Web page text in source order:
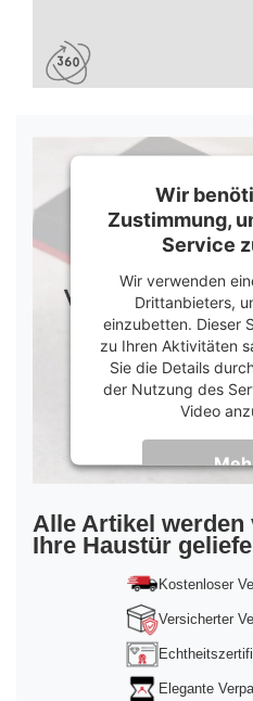
Wir
Zustimmung,
Service
Wir verwenden
Drittanbieters,
einzubetten. Dieser
zu Ihren Aktivitäten
Sie die Details
der Nutzung des
Video
powered by
Management
Alle Artikel
Ihre Haustür
Kostenloser
Versicherter
Elegante